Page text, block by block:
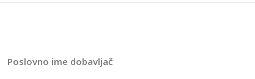
Poslovno ime dobavljač